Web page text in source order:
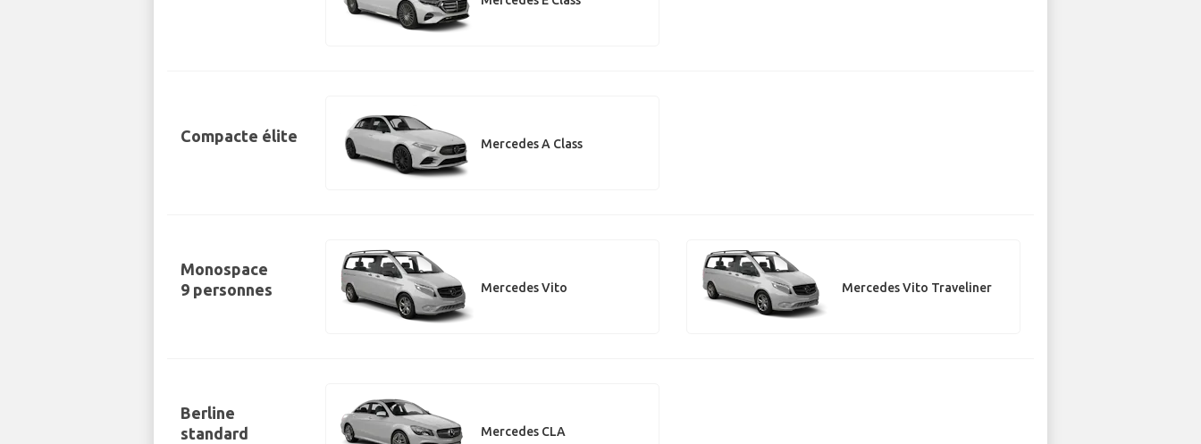
Compacte élite Mercedes A Class
Monospace
9 personnes
Mercedes Vito Mercedes Vito Traveliner
Berline
standard
Mercedes CLA